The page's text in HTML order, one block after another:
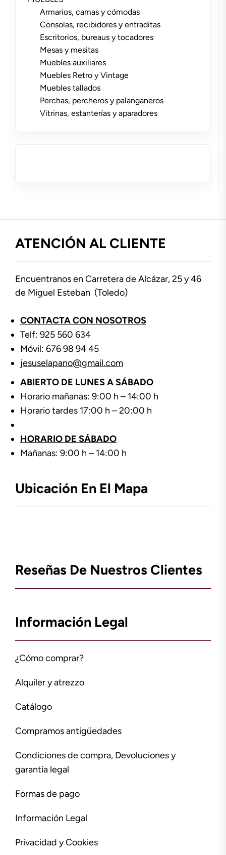
Armarios, camas y cómodas
Consolas, recibidores y entraditas
Escritorios, bureaus y tocadores
Mesas y mesitas
Muebles auxiliares
Muebles Retro y Vintage
Muebles tallados
Perchas, percheros y palanganeros
Vitrinas, estanterías y aparadores
ATENCIÓN AL CLIENTE
Encuentranos en Carretera de Alcázar, 25 y 46
de Miguel Esteban (Toledo)
CONTACTA CON NOSOTROS
Telf: 925 560 634
Móvil: 676 98 94 45
jesuselapano@gmail.com
ABIERTO DE LUNES A SÁBADO
Horario mañanas: 9:00 h – 14:00 h
Horario tardes 17:00 h – 20:00 h
HORARIO DE SÁBADO
Mañanas: 9:00 h – 14:00 h
Ubicación En El Mapa
Reseñas De Nuestros Clientes
Información Legal
¿Cómo comprar?
Alquiler y atrezzo
Catálogo
Compramos antigüedades
Condiciones de compra, Devoluciones y
garantía legal
Formas de pago
Información Legal
Privacidad y Cookies